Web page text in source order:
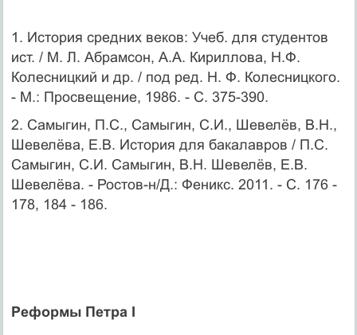
1. История средних веков: Учеб. для студентов
ист. / М. Л. Абрамсон, А.А. Кириллова, Н.Ф.
Колесницкий и др. / под ред. Н. Ф. Колесницкого.
- М.: Просвещение, 1986. - С. 375-390.
2. Самыгин, П.С., Самыгин, С.И., Шевелёв, В.Н.,
Шевелёва, Е.В. История для бакалавров / П.С.
Самыгин, С.И. Самыгин, В.Н. Шевелёв, Е.В.
Шевелёва. - Ростов-н/Д.: Феникс. 2011. - С. 176 -
178, 184 - 186.
Реформы Петра I